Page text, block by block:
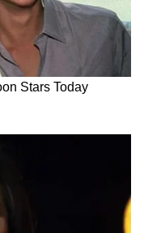
সক্ষম। ৭৫০
স্যাডল এবং
স্টিলথ
২.২০ লাখ